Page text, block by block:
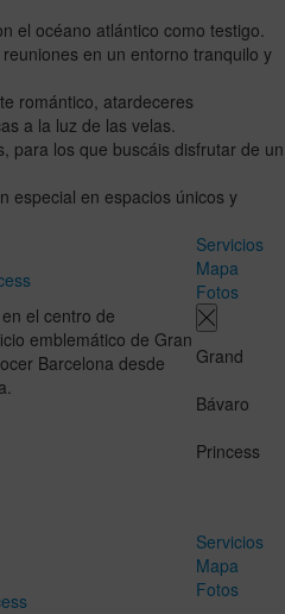
el océano atlántico como testigo.
en un entorno tranquilo y
romántico, atardeceres
a la luz de las velas.
para los que buscáis disfrutar de un
especial en espacios únicos y
el centro de
emblemático de Gran
Barcelona desde
Servicios
Mapa
Fotos
Servicios
Mapa
Fotos
Grand
Bávaro
Princess